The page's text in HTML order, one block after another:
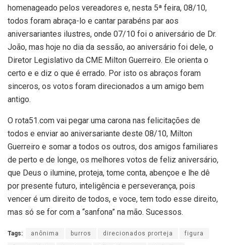
homenageado pelos vereadores e, nesta 5ª feira, 08/10,
todos foram abraça-lo e cantar parabéns par aos
aniversariantes ilustres, onde 07/10 foi o aniversário de Dr.
João, mas hoje no dia da sessão, ao aniversário foi dele, o
Diretor Legislativo da CME Milton Guerreiro. Ele orienta o
certo e e diz o que é errado. Por isto os abraços foram
sinceros, os votos foram direcionados a um amigo bem
antigo.
O rota51.com vai pegar uma carona nas felicitações de
todos e enviar ao aniversariante deste 08/10, Milton
Guerreiro e somar a todos os outros, dos amigos familiares
de perto e de longe, os melhores votos de feliz aniversário,
que Deus o ilumine, proteja, tome conta, abençoe e lhe dê
por presente futuro, inteligência e perseverança, pois
vencer é um direito de todos, e voce, tem todo esse direito,
mas só se for com a “sanfona” na mão. Sucessos.
Tags: anônima burros direcionados prorteja figura